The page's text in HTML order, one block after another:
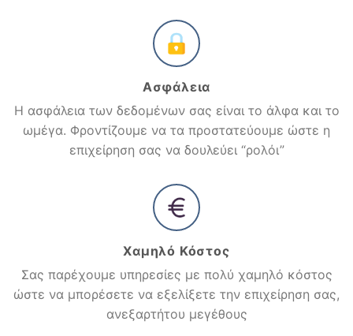
Ασφάλεια
Η ασφάλεια των δεδομένων σας είναι το άλφα και το
ωμέγα. Φροντίζουμε να τα προστατεύουμε ώστε η
επιχείρηση σας να δουλεύει “ρολόι”
Χαμηλό Κόστος
Σας παρέχουμε υπηρεσίες με πολύ χαμηλό κόστος
ώστε να μπορέσετε να εξελίξετε την επιχείρηση σας,
ανεξαρτήτου μεγέθους